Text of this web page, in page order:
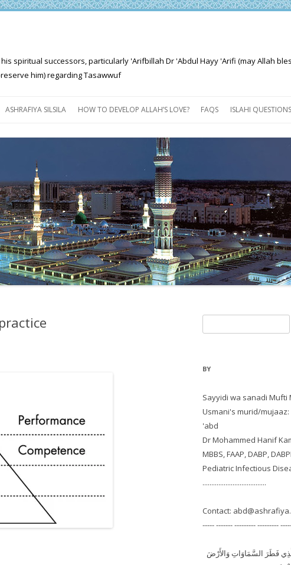
spiritual successors, particularly 'Arifbillah Dr 'Abdul Hayy 'Arifi (may Allah
him) regarding Tasawwuf
ASHRAFIYA SILSILA
FOR THE SEEKER
PROGRESS EXPLAINED
HOW TO DEVELOP ALLAH’S LOVE? FAQS ISLAHI QUESTIONS
for:
BY
Sayyidi wa sanadi Mufti
Usmani's murid/mujaaz:
'abd
Dr Mohammed Hanif
MBBS, FAAP, DABP,
Pediatric Infectious
....................................
Contact:
----- ------- --------- ---------
فَطَرَ السَّمَاوَاتِ وَالأَرْضَ